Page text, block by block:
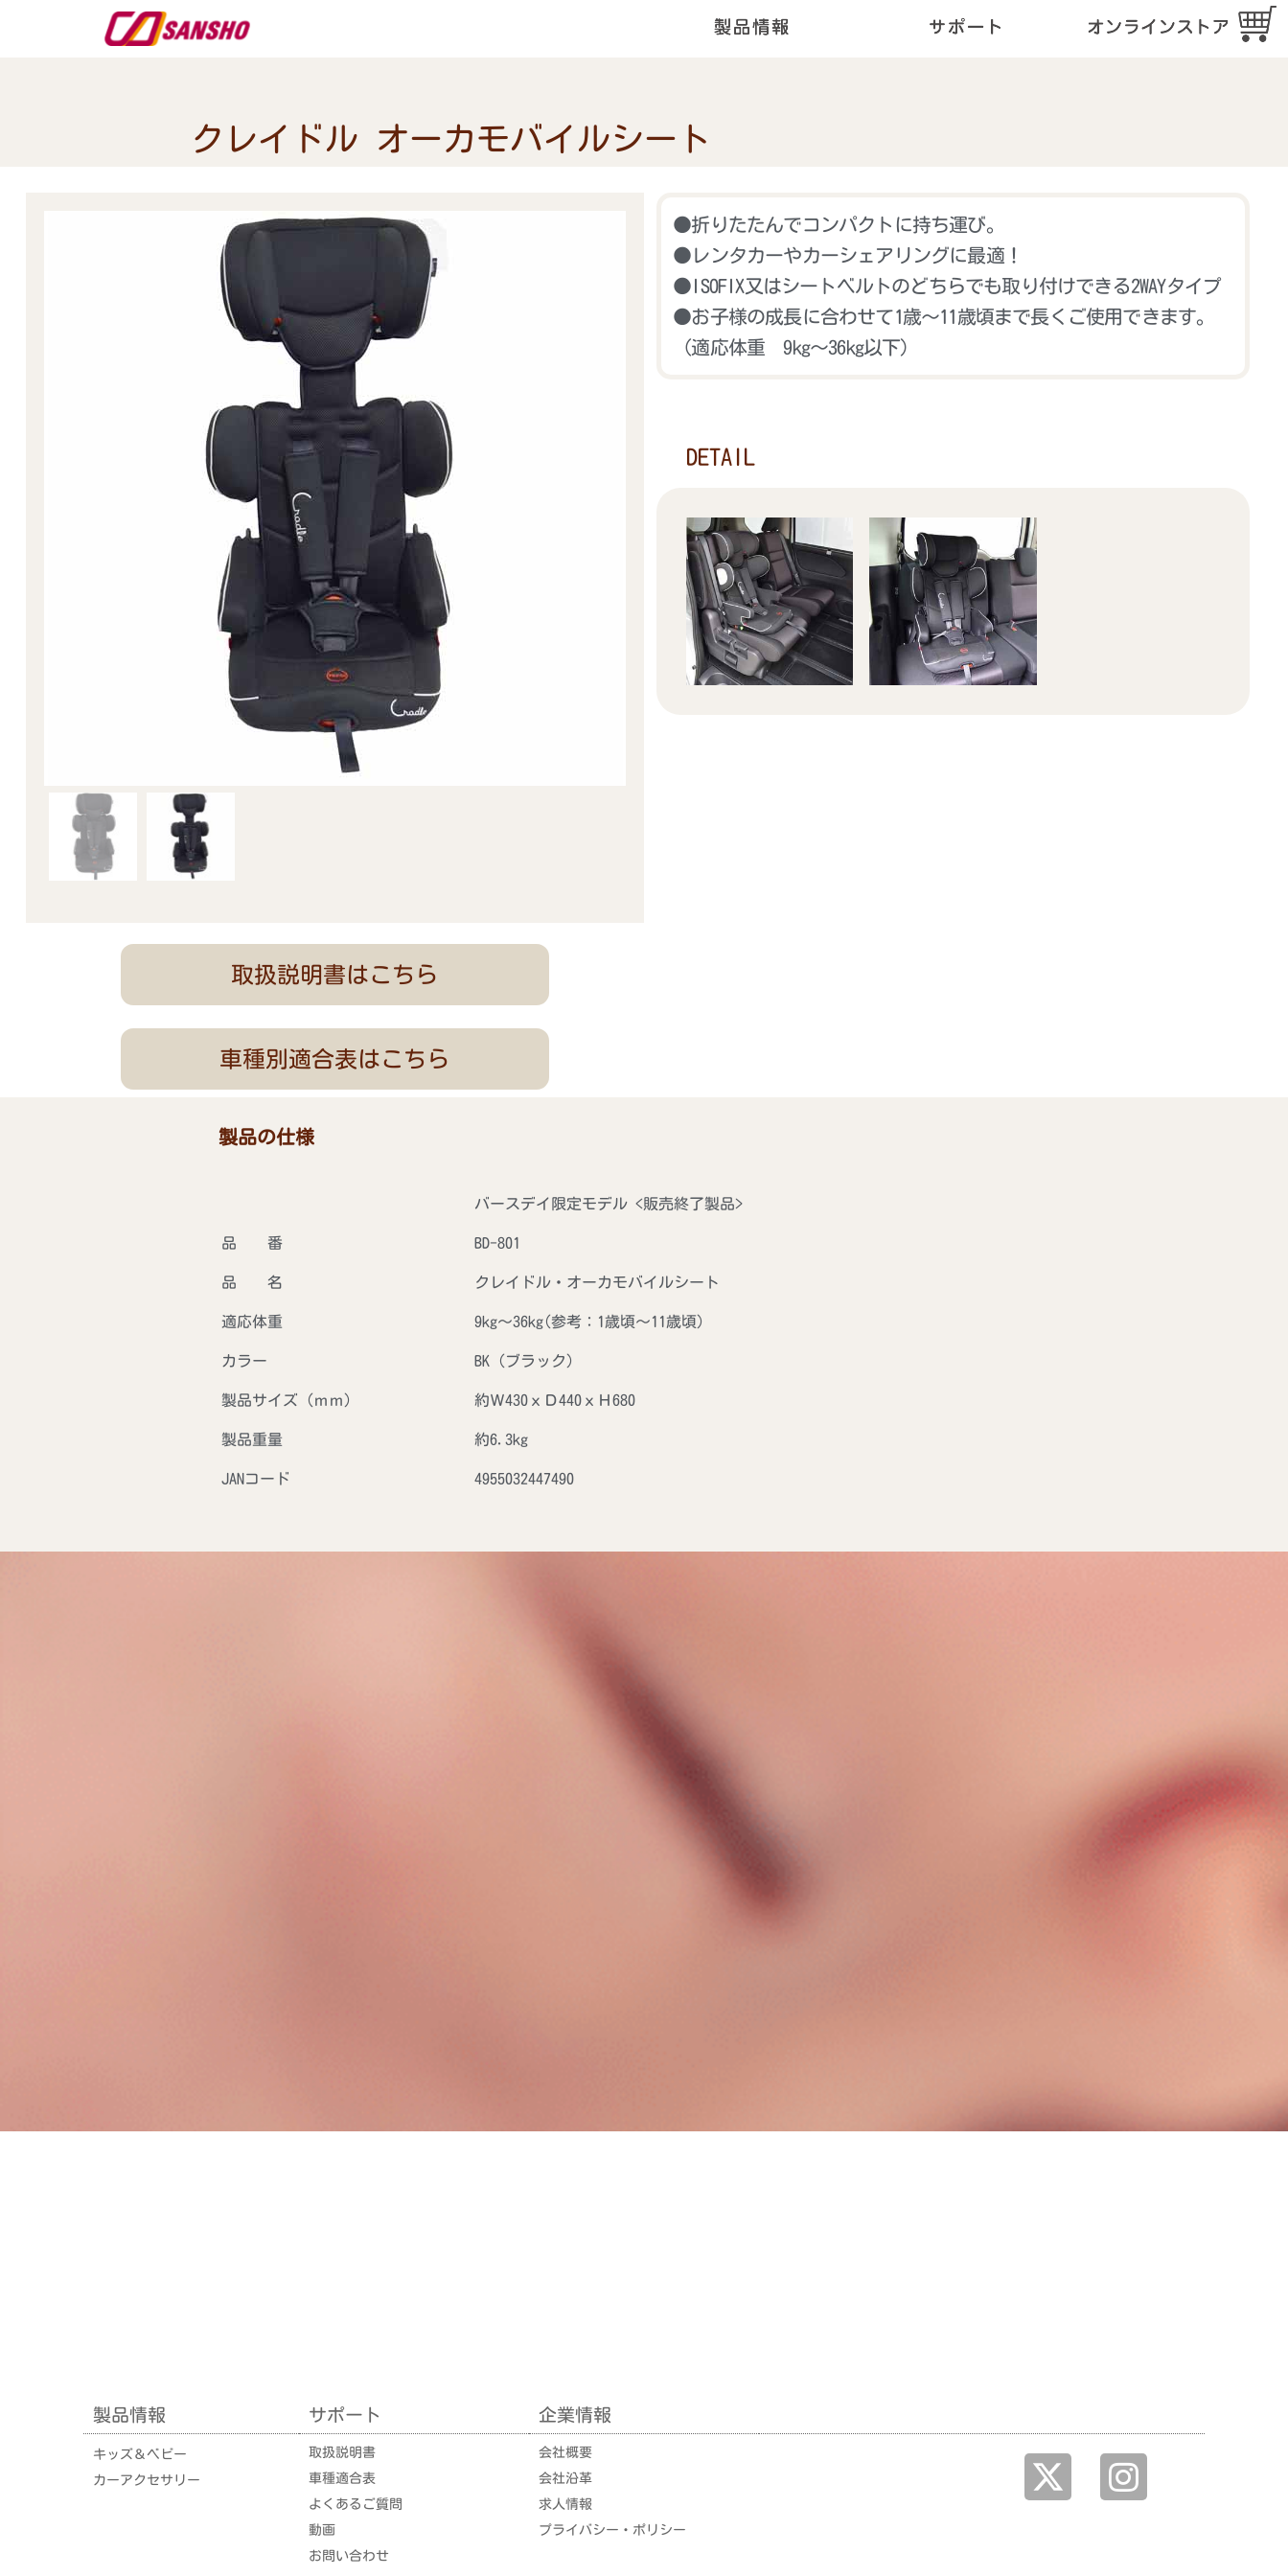
クレイドル オーカモバイルシート
取扱説明書はこちら
車種別適合表はこちら
●折りたたんでコンパクトに持ち運び。
●レンタカーやカーシェアリングに最適！
●ISOFIX又はシートベルトのどちらでも取り付けできる2WAYタイプ
●お子様の成長に合わせて1歳～11歳頃まで長くご使用できます。
（適応体重 9kg～36kg以下）
DETAIL
製品の仕様
バースデイ限定モデル <販売終了製品>
品 番 BD-801
品 名 クレイドル・オーカモバイルシート
適応体重 9kg～36kg(参考：1歳頃～11歳頃)
カラー BK（ブラック）
製品サイズ（ｍｍ） 約Ｗ430ｘＤ440ｘＨ680
製品重量 約6.3kg
JANコード 4955032447490
製品情報
キッズ＆ベビー
カーアクセサリー
サポート
取扱説明書
車種適合表
よくあるご質問
動画
お問い合わせ
企業情報
会社概要
会社沿革
求人情報
プライバシー・ポリシー